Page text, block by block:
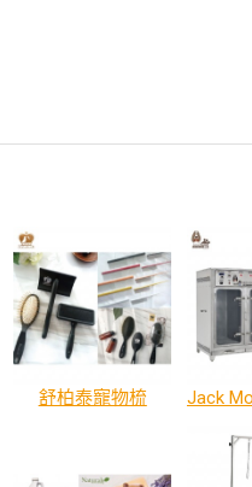
舒柏泰寵物梳